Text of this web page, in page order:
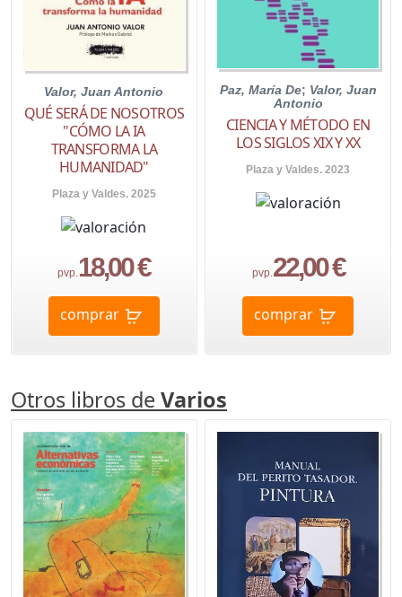
Valor, Juan Antonio
QUÉ SERÁ DE NOSOTROS
"CÓMO LA IA
TRANSFORMA LA
HUMANIDAD"
Plaza y Valdes. 2025
pvp.18,00 €
comprar
Paz, María De; Valor, Juan
Antonio
CIENCIA Y MÉTODO EN
LOS SIGLOS XIX Y XX
Plaza y Valdes. 2023
pvp.22,00 €
comprar
Otros libros de Varios